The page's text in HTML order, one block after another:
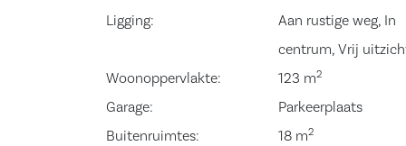
de opstelplaats van de cv ketel, de
de opstelplaats van de mechanische ventilatie
bedroom is gelegen aan de voorzijde van het
uit over de Zuiderzeeweg. Slaapkamer twee is
zijkant van het complex. het gehele
Ligging:
Aan rustige weg, In
centrum, Vrij
Woonoppervlakte:
123 m2
Garage:
Parkeerplaats
Buitenruimtes:
18 m2